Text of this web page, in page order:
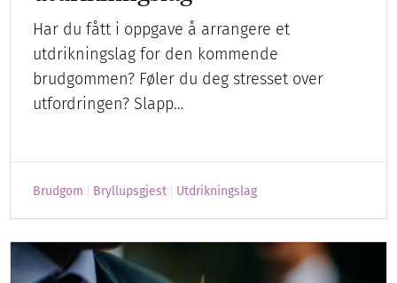
Har du fått i oppgave å arrangere et
utdrikningslag for den kommende
brudgommen? Føler du deg stresset over
utfordringen? Slapp…
Brudgom Bryllupsgjest Utdrikningslag